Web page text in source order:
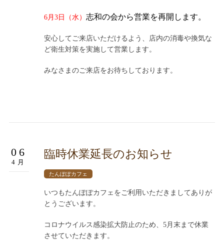
6月3日（水） 志和の会から営業を再開します。
安心してご来店いただけるよう、店内の消毒や換気な
ど衛生対策を実施して営業します。
みなさまのご来店をお待ちしております。
06
4月
臨時休業延長のお知らせ
たんぽぽカフェ
いつもたんぽぽカフェをご利用いただきましてありが
とうございます。
コロナウイルス感染拡大防止のため、5月末まで休業
させていただきます。